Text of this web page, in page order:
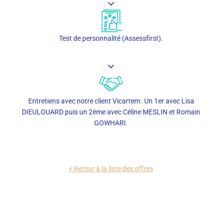
Test de personnalité (Assessfirst).
Entretiens avec notre client Vicartem : Un 1er avec Lisa
DIEULOUARD puis un 2ème avec Céline MESLIN et Romain
GOWHARI.
< Retour à la liste des offres